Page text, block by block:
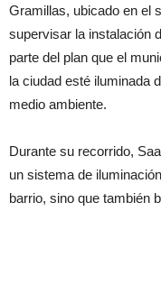
Gramillas, ubicado en el
supervisar la instalación
parte del plan que el
la ciudad esté iluminada
medio ambiente.
Durante su recorrido,
un sistema de
barrio, sino que también